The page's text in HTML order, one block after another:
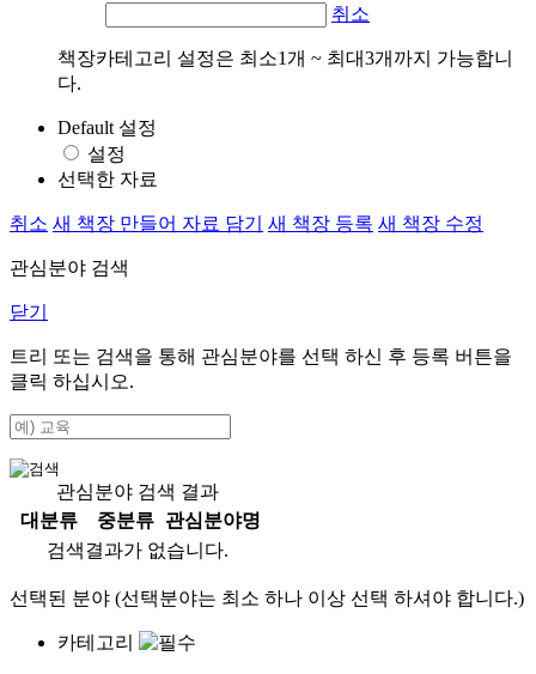
취소
책장카테고리 설정은 최소1개 ~ 최대3개까지 가능합니
다.
Default 설정
설정
선택한 자료
취소 새 책장 만들어 자료 담기 새 책장 등록 새 책장 수정
관심분야 검색
닫기
트리 또는 검색을 통해 관심분야를 선택 하신 후 등록 버튼을
클릭 하십시오.
관심분야 검색 결과
대분류
중분류
관심분야명
검색결과가 없습니다.
선택된 분야 (선택분야는 최소 하나 이상 선택 하셔야 합니다.)
카테고리